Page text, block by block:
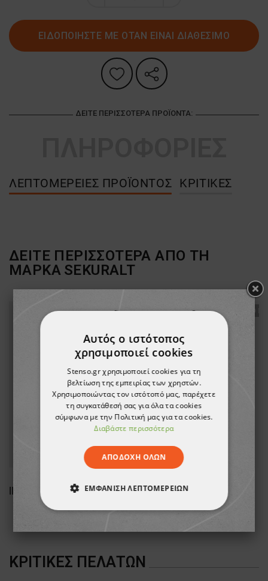
ΕΙΔΟΠΟΙΗΣΤΕ ΜΕ ΟΤΑΝ ΕΙΝΑΙ ΔΙΑΘΕΣΙΜΟ
ΔΕΊΤΕ ΠΕΡΙΣΣΌΤΕΡΑ ΠΡΟΪΌΝΤΑ:
ΛΕΠΤΟΜΈΡΕΙΕΣ ΠΡΟΪΌΝΤΟΣ ΚΡΙΤΙΚΈΣ
ΔΕΙΤΕ ΠΕΡΙΣΣΟΤΕΡΑ ΑΠΟ ΤΗ
ΜΑΡΚΑ SEKURALT
ТΟ ΠΡΟΪΌΝ ΈΧΕΙ ΕΞΑΝΤΛΗΘΕΊ
124,87 €
ΚΡΙΤΙΚΈΣ ΠΕΛΑΤΏΝ
Αυτός ο ιστότοπος
χρησιμοποιεί cookies
Stenso.gr χρησιμοποιεί cookies για τη
βελτίωση της εμπειρίας των χρηστών.
Χρησιμοποιώντας τον ιστότοπό μας, παρέχετε
τη συγκατάθεσή σας για όλα τα cookies
σύμφωνα με την Πολιτική μας για τα cookies.
Διαβάστε περισσότερα
ΑΠΟΔΟΧΉ ΌΛΩΝ
ΕΜΦΆΝΙΣΗ ΛΕΠΤΟΜΕΡΕΙΏΝ
ΑΠΟΛΎΤΩΣ ΑΠΑΡΑΊΤΗΤΑ